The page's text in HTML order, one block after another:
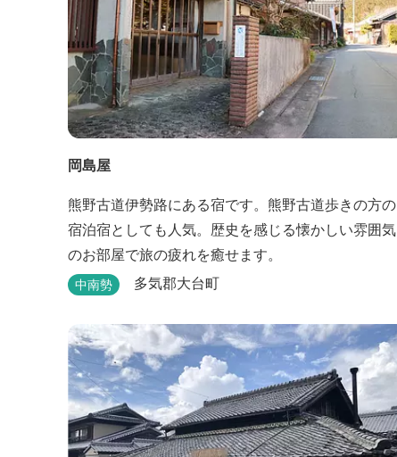
岡島屋
熊野古道伊勢路にある宿です。熊野古道歩きの方の
宿泊宿としても人気。歴史を感じる懐かしい雰囲気
のお部屋で旅の疲れを癒せます。
中南勢 多気郡大台町